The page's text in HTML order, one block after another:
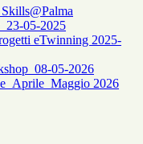
05-2025
eTwinning 2025-
05-2026
2026